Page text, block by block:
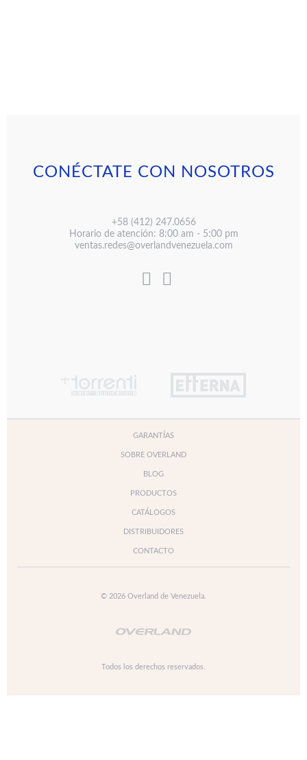
CONÉCTATE CON NOSOTROS
+58 (412) 247.0656
Horario de atención: 8:00 am - 5:00 pm
ventas.redes@overlandvenezuela.com
GARANTÍAS
SOBRE OVERLAND
BLOG
PRODUCTOS
CATÁLOGOS
DISTRIBUIDORES
CONTACTO
© 2026 Overland de Venezuela.
Todos los derechos reservados.